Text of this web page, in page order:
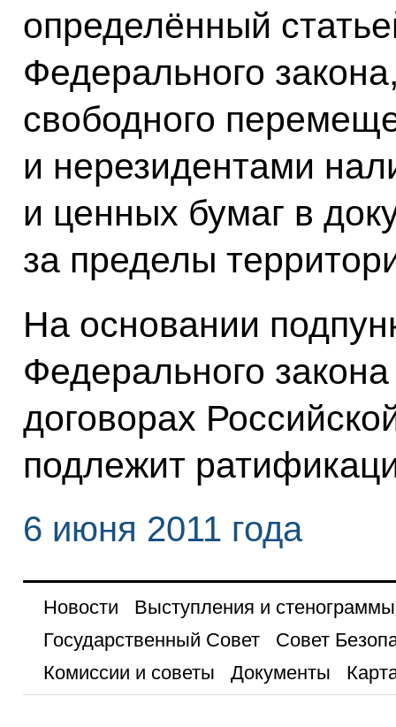
определённый
Федерального
свободного
и нерезидентами
и ценных бумаг в
за пределы
На основании
Федерального
договорах
подлежит
6 июня 2011 года
Новости
Выступления и стенограммы
Государственный Совет
Совет
Комиссии и советы
Документы